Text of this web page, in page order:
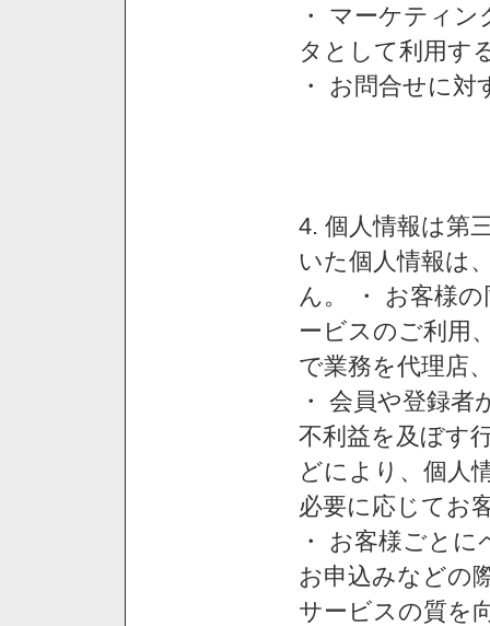
・ マーケティ
タとして利用す
・ お問合せに
4. 個人情報は第
いた個人情報は
ん。 ・ お客様
ービスのご利用
で業務を代理店
・ 会員や登録
不利益を及ぼす
どにより、個人
必要に応じてお
・ お客様ごと
お申込みなどの
サービスの質を